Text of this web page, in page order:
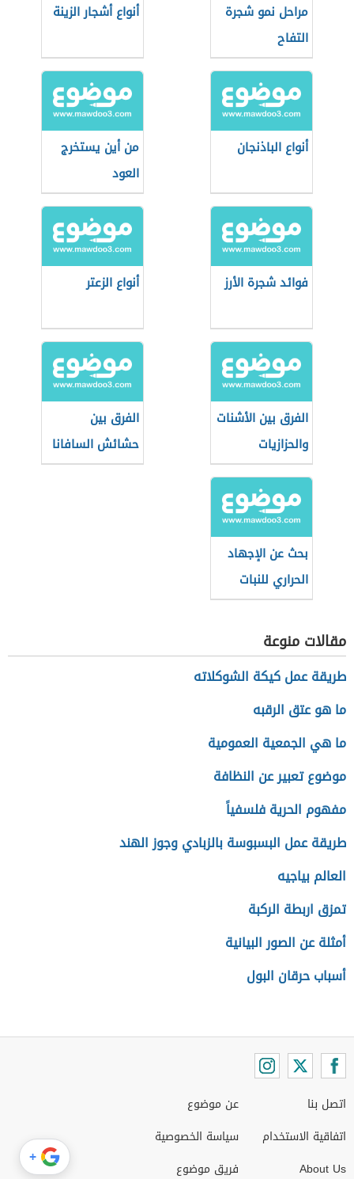
مراحل نمو شجرة
التفاح
أنواع أشجار الزينة
أنواع الباذنجان
من أين يستخرج
العود
فوائد شجرة الأرز أنواع الزعتر
الفرق بين الأشنات
والحزازيات
الفرق بين
حشائش السافانا
والاستبس
بحث عن الإجهاد
الحراري للنبات
مقالات منوعة
طريقة عمل كيكة الشوكلاته
ما هو عتق الرقبه
ما هي الجمعية العمومية
موضوع تعبير عن النظافة
مفهوم الحرية فلسفياً
طريقة عمل البسبوسة بالزبادي وجوز الهند
العالم بياجيه
تمزق اربطة الركبة
أمثلة عن الصور البيانية
أسباب حرقان البول
اتصل بنا
اتفاقية الاستخدام
About Us
عن موضوع
سياسة الخصوصية
فريق موضوع
+